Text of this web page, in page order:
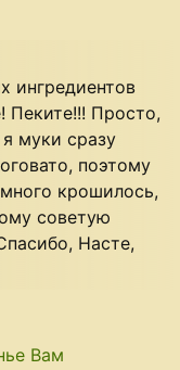
ингредиентов
Пеките!!! Просто,
муки сразу
поэтому
крошилось,
советую
Насте,
Вам